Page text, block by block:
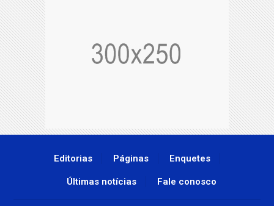
Editorias Páginas Enquetes
Últimas notícias Fale conosco